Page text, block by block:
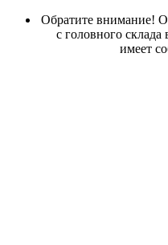
Обратите внимание!
с головного
имеет